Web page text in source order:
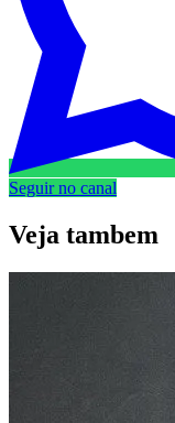
Seguir no canal
Veja tambem